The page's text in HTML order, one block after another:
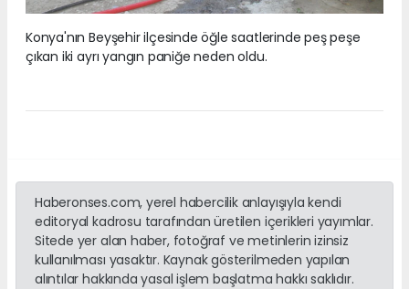
Konya'nın Beyşehir ilçesinde öğle saatlerinde peş peşe
çıkan iki ayrı yangın paniğe neden oldu.
Haberonses.com, yerel habercilik anlayışıyla kendi
editoryal kadrosu tarafından üretilen içerikleri yayımlar.
Sitede yer alan haber, fotoğraf ve metinlerin izinsiz
kullanılması yasaktır. Kaynak gösterilmeden yapılan
alıntılar hakkında yasal işlem başlatma hakkı saklıdır.